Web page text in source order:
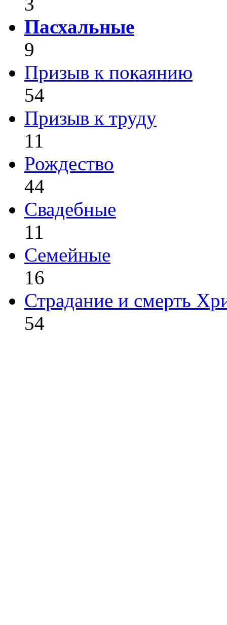
Пасхальные
9
Призыв к покаянию
54
Призыв к труду
11
Рождество
44
Свадебные
11
Семейные
16
Страдание и смерть
54